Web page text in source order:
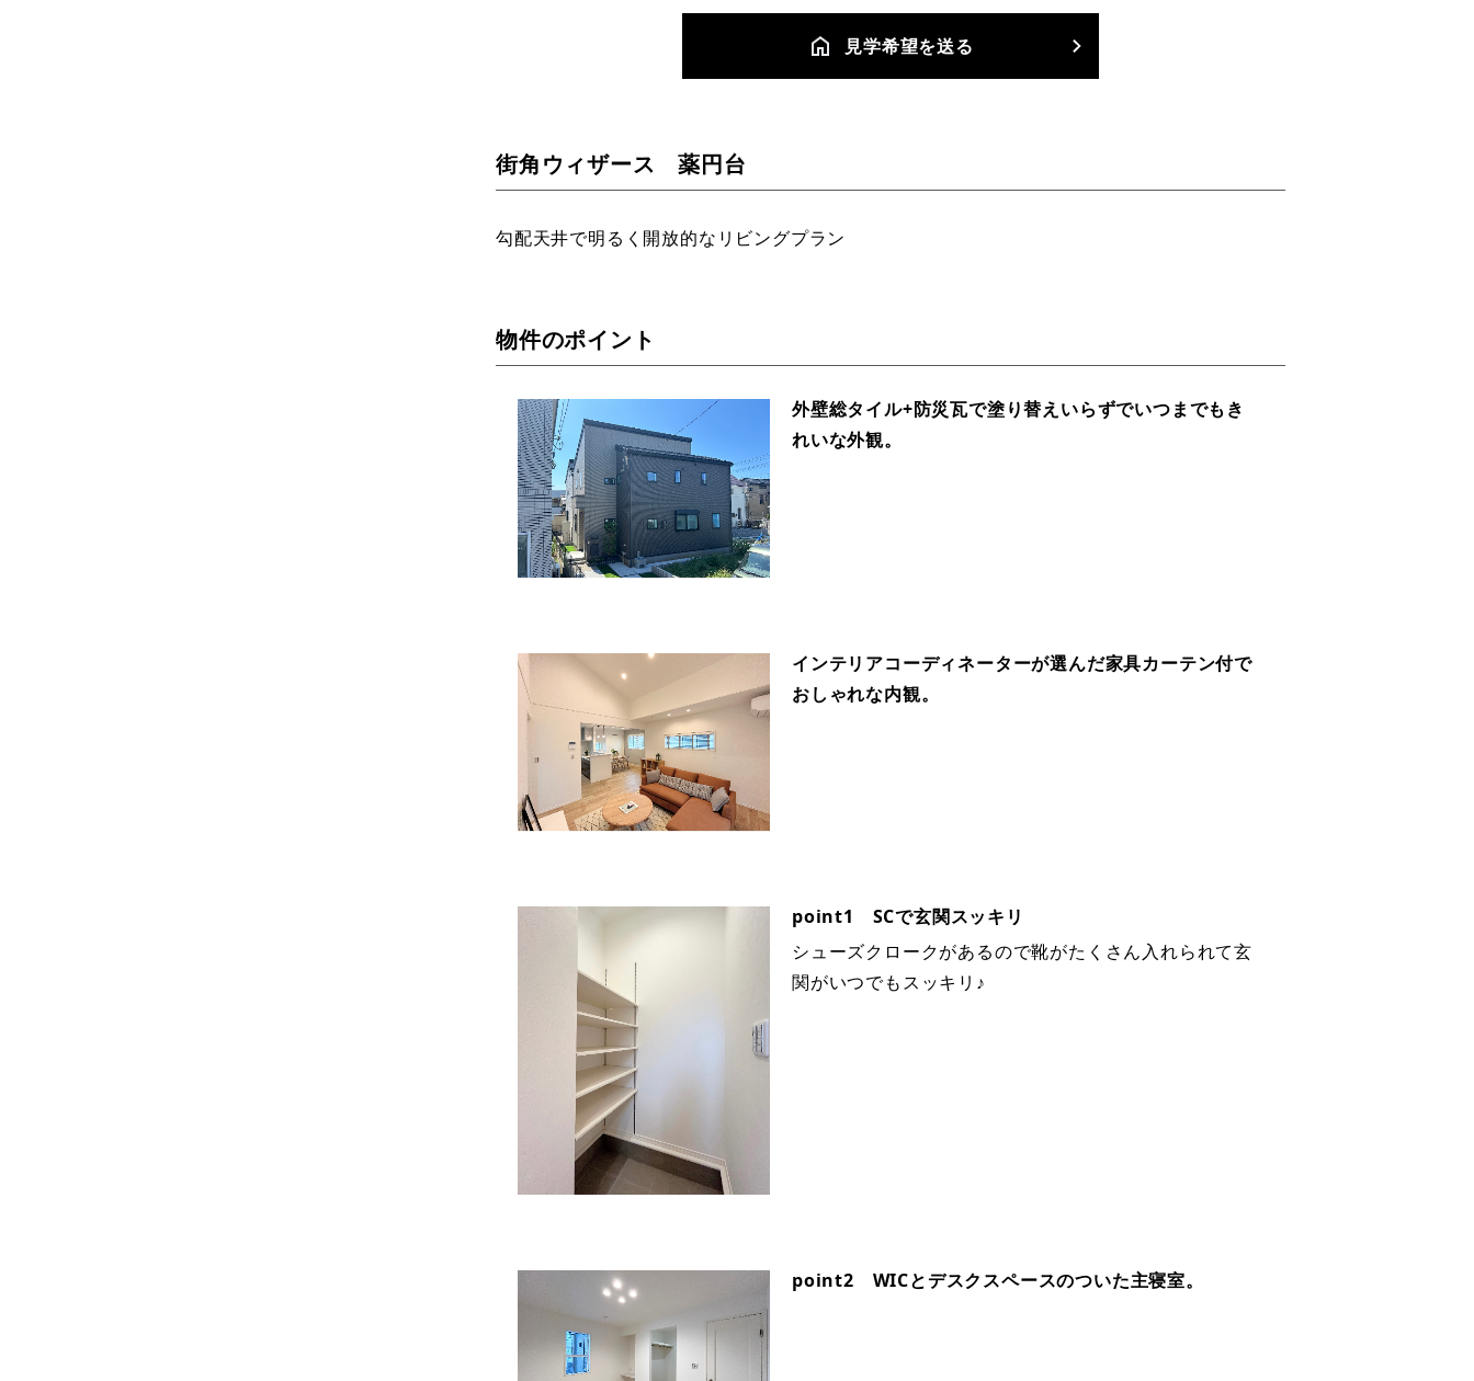
⾒学希望を送る
街角ウィザース 薬円台
勾配天井で明るく開放的なリビングプラン
物件のポイント
外壁総タイル+防災瓦で塗り替えいらずでいつまでもき
れいな外観。
インテリアコーディネーターが選んだ家具カーテン付で
おしゃれな内観。
point1 SCで玄関スッキリ
シューズクロークがあるので靴がたくさん入れられて玄
関がいつでもスッキリ♪
point2 WICとデスクスペースのついた主寝室。